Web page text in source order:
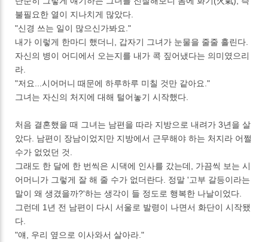
불필요한 열이 지나치게 많았다.
"신경 쓰는 일이 많으신가봐요."
내가 이렇게 한마디 했더니, 갑자기 그녀가 눈물을 줄줄 흘린다.
자신의 병이 어디에서 오는지를 내가 콕 짚어냈다는 의미였으리
라.
"저요...시어머니 때문에 하루하루 미칠 것만 같아요."
그녀는 자신의 처지에 대해 털어놓기 시작했다.
처음 결혼했을 때 그녀는 남편을 따라 지방으로 내려가 3년을 살
았다. 남편이 장남이었지만 지방에서 근무해야 하는 처지라 어쩔
수가 없었던 것.
그래도 한 달에 한 번씩은 시댁에 인사를 갔는데, 가끔씩 보는 시
어머니가 그렇게 잘 해 줄 수가 없더란다. 정말 '고부 갈등이라는
말이 왜 생겼을까?'하는 생각이 들 정도로 행복한 나날이었다.
그런데 1년 전 남편이 다시 서울로 발령이 나면서 화단이 시작됐
다.
"얘, 우리 옆으로 이사와서 살아라."